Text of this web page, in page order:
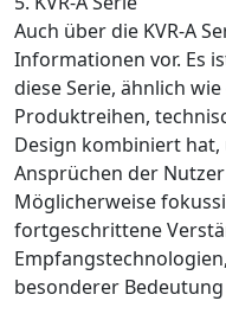
Auch über die KVR-A
Informationen vor. Es
diese Serie, ähnlich
Produktreihen,
Design kombiniert
Ansprüchen der
Möglicherweise
fortgeschrittene
besonderer